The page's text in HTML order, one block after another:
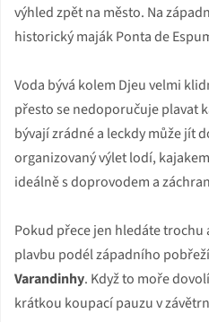
výhled zpět na město. Na
historický maják Ponta de
Voda bývá kolem Djeu velmi
přesto se nedoporučuje plavat
bývají zrádné a leckdy může jít
organizovaný výlet lodí,
ideálně s doprovodem a
Pokud přece jen hledáte
plavbu podél západního
Varandinhy. Když to moře
krátkou koupací pauzu v